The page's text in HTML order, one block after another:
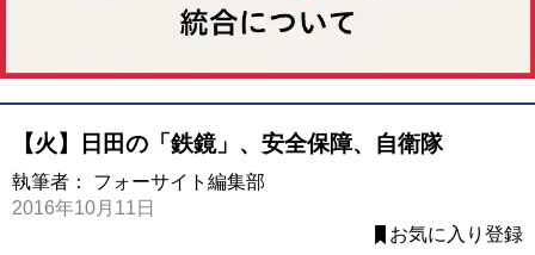
【火】日田の「鉄鏡」、安全保障、自衛隊
執筆者： フォーサイト編集部
2016年10月11日
お気に入り登録